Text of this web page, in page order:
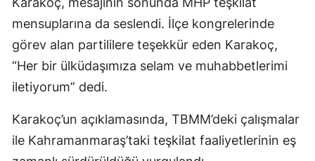
mensuplarına da seslendi. İlçe kongrelerinde
görev alan partililere teşekkür eden Karakoç,
“Her bir ülküdaşımıza selam ve muhabbetlerimi
iletiyorum” dedi.
Karakoç’un açıklamasında, TBMM’deki çalışmalar
ile Kahramanmaraş’taki teşkilat faaliyetlerinin eş